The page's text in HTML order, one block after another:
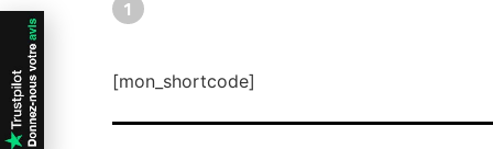
1
[mon_shortcode]